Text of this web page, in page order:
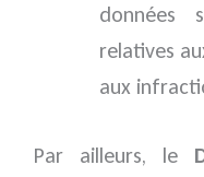
données
relatives
aux
Par ailleurs, le